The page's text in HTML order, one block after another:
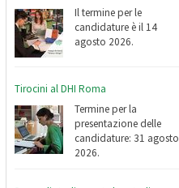
Il termine per le
candidature è il 14
agosto 2026.
Tirocini al DHI Roma
Termine per la
presentazione delle
candidature: 31 agosto
2026.